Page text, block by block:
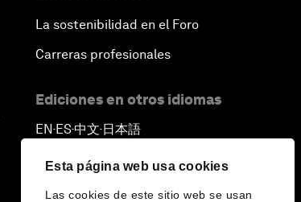
Esta página web usa cookies
Las cookies de este sitio web se usan
La sostenibilidad en el Foro
Carreras profesionales
Ediciones en otros idiomas
EN ▪ ES▪中文▪ 日本語